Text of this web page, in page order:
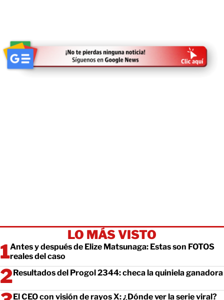
LO MÁS VISTO
Antes y después de Elize Matsunaga: Estas son FOTOS
reales del caso
Resultados del Progol 2344: checa la quiniela ganadora
El CEO con visión de rayos X: ¿Dónde ver la serie viral?